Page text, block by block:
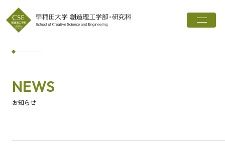
トップ
創造理工学部とは
インタビュー
NEWS
お知らせ